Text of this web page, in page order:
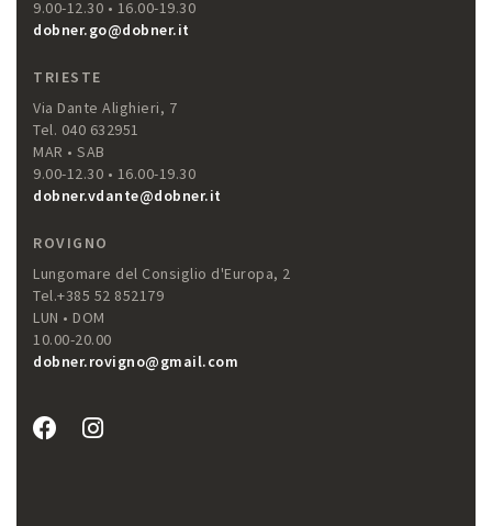
9.00-12.30 • 16.00-19.30
dobner.go@dobner.it
TRIESTE
Via Dante Alighieri, 7
Tel. 040 632951
MAR • SAB
9.00-12.30 • 16.00-19.30
dobner.vdante@dobner.it
ROVIGNO
Lungomare del Consiglio d'Europa, 2
Tel.+385 52 852179
LUN • DOM
10.00-20.00
dobner.rovigno@gmail.com